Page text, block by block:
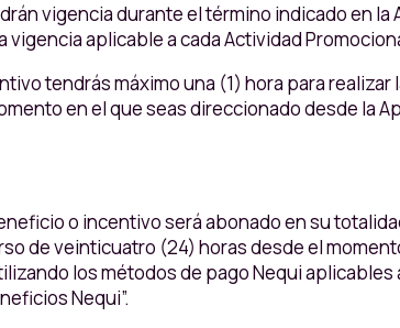
vigencia durante el término indicado en
aplicable a cada Actividad
tendrás máximo una (1) hora para
en el que seas direccionado desde la
o incentivo será abonado en su
de veinticuatro (24) horas desde el
los métodos de pago Nequi
Nequi”.